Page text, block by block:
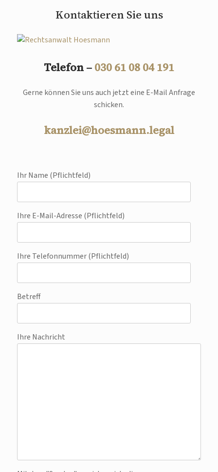
Kontaktieren Sie uns
Telefon – 030 61 08 04 191
Gerne können Sie uns auch jetzt eine E-Mail Anfrage
schicken.
kanzlei@hoesmann.legal
Ihr Name (Pflichtfeld)
Ihre E-Mail-Adresse (Pflichtfeld)
Ihre Telefonnummer (Pflichtfeld)
Betreff
Ihre Nachricht